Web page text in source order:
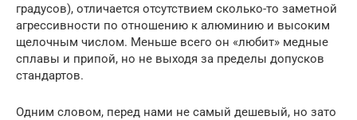
градусов), отличается отсутствием сколько-то заметной
агрессивности по отношению к алюминию и высоким
щелочным числом. Меньше всего он «любит» медные
сплавы и припой, но не выходя за пределы допусков
стандартов.
Одним словом, перед нами не самый дешевый, но зато